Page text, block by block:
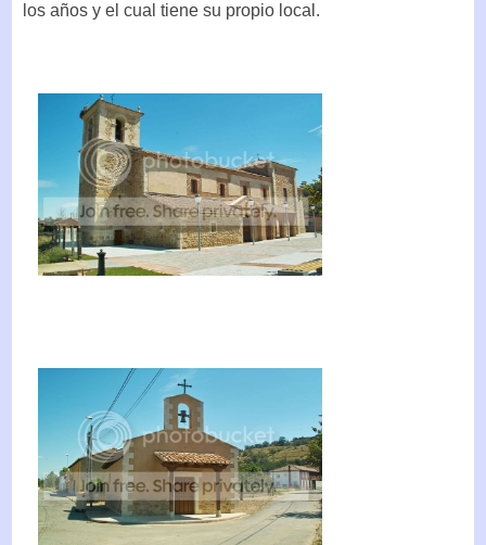
los años y el cual tiene su propio local.